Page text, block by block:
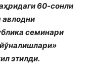
60-сонли
семинари
этилди.